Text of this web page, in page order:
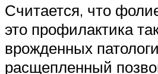
Считается, что
это профилактика
врожденных
расщепленный